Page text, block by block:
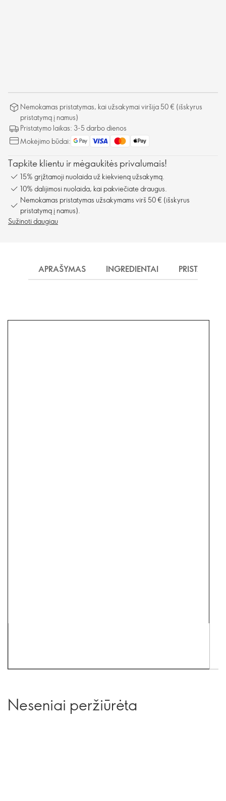
Nemokamas pristatymas, kai užsakymai viršija 50 € (išskyrus
pristatymą į namus)
Pristatymo laikas: 3-5 darbo dienos
Mokėjimo būdai:
Tapkite klientu ir mėgaukitės privalumais!
15% grįžtamoji nuolaida už kiekvieną užsakymą.
10% dalijimosi nuolaida, kai pakviečiate draugus.
Nemokamas pristatymas užsakymams virš 50 € (išskyrus
pristatymą į namus).
Sužinoti daugiau
APRAŠYMAS INGREDIENTAI
Neseniai peržiūrėta